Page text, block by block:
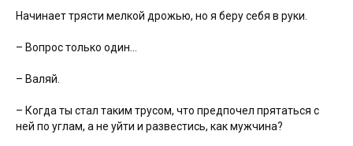
Начинает трясти мелкой дрожью, но я беру себя в руки.
– Вопрос только один…
– Валяй.
– Когда ты стал таким трусом, что предпочел прятаться с
ней по углам, а не уйти и развестись, как мужчина?